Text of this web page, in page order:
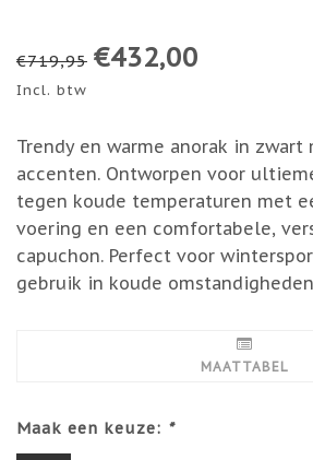
€719,95 €432,00
Incl. btw
Trendy en warme anorak in
accenten. Ontworpen voor
tegen koude temperaturen met
voering en een comfortabele,
capuchon. Perfect voor
gebruik in koude omstandigheden
MAATTABEL
Maak een keuze: *